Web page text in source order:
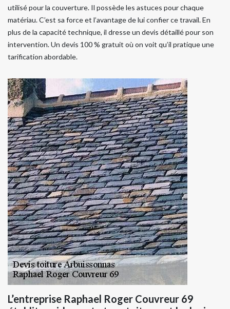
utilisé pour la couverture. Il possède les astuces pour chaque
matériau. C’est sa force et l’avantage de lui confier ce travail. En
plus de la capacité technique, il dresse un devis détaillé pour son
intervention. Un devis 100 % gratuit où on voit qu’il pratique une
tarification abordable.
L’entreprise Raphael Roger Couvreur 69